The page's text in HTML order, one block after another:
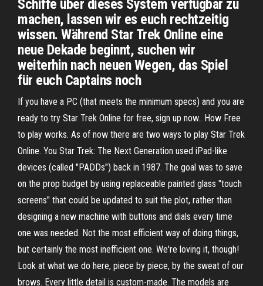
Schiffe über dieses System verfügbar zu
machen, lassen wir es euch rechtzeitig
wissen. Während Star Trek Online eine
neue Dekade beginnt, suchen wir
weiterhin nach neuen Wegen, das Spiel
für euch Captains noch
If you have a PC (that meets the minimum specs) and you are
ready to try Star Trek Online for free, sign up now.. How Free
to play works. As of now there are two ways to play Star Trek
Online. You Star Trek: The Next Generation used iPad-like
devices (called "PADDs") back in 1987. The goal was to save
on the prop budget by using replaceable painted glass "touch
screens" that could be updated to suit the plot, rather than
designing a new machine with buttons and dials every time
one was needed. Not the most efficient way of doing things,
but certainly the most inefficient one. We're loving it, though!
Look at what we do here, piece by piece, by the sweat of our
brows. Every little detail is custom-made. The models are